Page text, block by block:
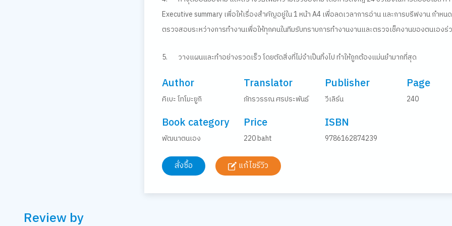
Executive summaryเพื่อให้เรื่องสำคัญอยู่ใน 1 หน้าA4เพื่อลดเวลาการอ่าน และการบรีฟงาน กำหน
ตรวจสอบระหว่างการทำงานเพื่อให้ทุกคนในทีมรับทราบการทำงานงานและตรวจเช็คงานของตนเองร่
5. วางแผนและทำอย่างรวดเร็วโดยตัดสิ่งที่ไม่จำเป็นทิ้งไป ทำให้ถูกต้องแม่นยำมากที่สุด
Author
คิเบะ โทโมะยูกิ
Translator
ภัทรวรรณ ศรประพันธ์
Publisher
วีเลิร์น
Page
240
Book category
พัฒนาตนเอง
Price
220 baht
ISBN
9786162874239
สั่งซื้อ แก้ไขรีวิว
Review by